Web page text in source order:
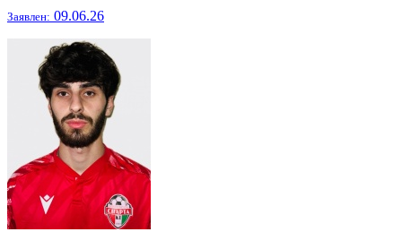
Заявлен: 09.06.26